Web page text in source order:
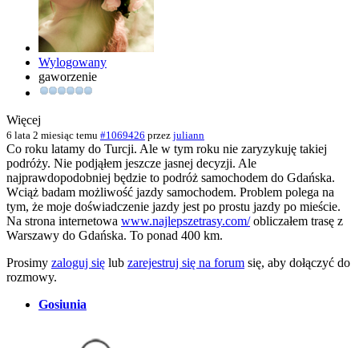
Wylogowany
gaworzenie
Więcej
6 lata 2 miesiąc temu #1069426 przez juliann
Co roku latamy do Turcji. Ale w tym roku nie zaryzykuję takiej
podróży. Nie podjąłem jeszcze jasnej decyzji. Ale
najprawdopodobniej będzie to podróż samochodem do Gdańska.
Wciąż badam możliwość jazdy samochodem. Problem polega na
tym, że moje doświadczenie jazdy jest po prostu jazdy po mieście.
Na strona internetowa www.najlepszetrasy.com/obliczałem trasę z
Warszawy do Gdańska. To ponad 400 km.
Prosimy zaloguj się lub zarejestruj się na forum się, aby dołączyć do
rozmowy.
Gosiunia